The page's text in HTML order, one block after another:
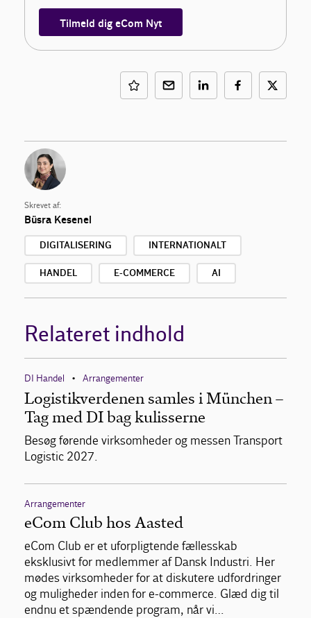
Tilmeld dig eCom Nyt
Skrevet af:
Büsra Kesenel
DIGITALISERING INTERNATIONALT
HANDEL E-COMMERCE AI
Relateret indhold
DI Handel • Arrangementer
Logistikverdenen samles i München –
Tag med DI bag kulisserne
Besøg førende virksomheder og messen Transport
Logistic 2027.
Arrangementer
eCom Club hos Aasted
eCom Club er et uforpligtende fællesskab
eksklusivt for medlemmer af Dansk Industri. Her
mødes virksomheder for at diskutere udfordringer
og muligheder inden for e-commerce. Glæd dig til
endnu et spændende program, når vi…